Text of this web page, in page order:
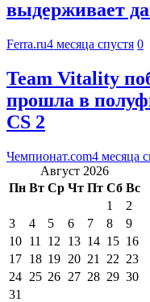
выдерживает
Ferra.ru4 месяца спустя 0
Team Vitality
прошла в
CS 2
Чемпионат.com4 месяца
Август 2026
Пн Вт Ср Чт Пт Сб Вс
1
2
3
4 5 6 7 8
9
10 11 12 13 14 15 16
17 18 19 20 21 22 23
24 25 26 27 28 29 30
31